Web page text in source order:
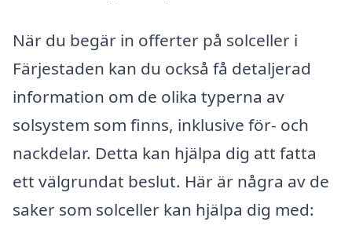
När du begär in offerter på solceller i
Färjestaden kan du också få detaljerad
information om de olika typerna av
solsystem som finns, inklusive för- och
nackdelar. Detta kan hjälpa dig att fatta
ett välgrundat beslut. Här är några av de
saker som solceller kan hjälpa dig med: